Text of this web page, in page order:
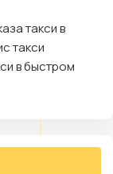
такси в
такси
в быстром